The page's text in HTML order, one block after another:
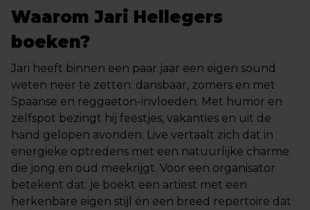
Waarom Jari Hellegers
boeken?
Jari heeft binnen een paar jaar een eigen sound
weten neer te zetten: dansbaar, zomers en met
Spaanse en reggaeton-invloeden. Met humor en
zelfspot bezingt hij feestjes, vakanties en uit de
hand gelopen avonden. Live vertaalt zich dat in
energieke optredens met een natuurlijke charme
die jong en oud meekrijgt. Voor een organisator
betekent dat: je boekt een artiest met een
herkenbare eigen stijl én een breed repertoire dat